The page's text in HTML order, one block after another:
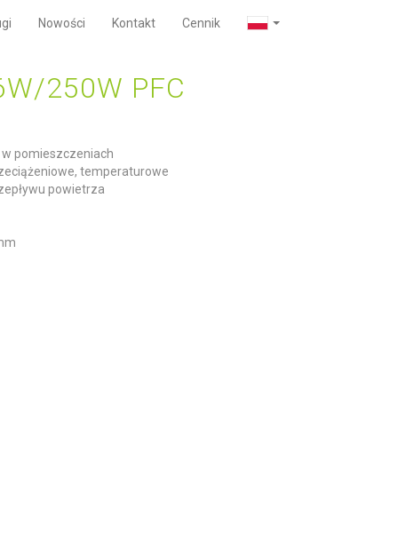
Nowości Kontakt Cennik
250W PFC
pomieszczeniach
temperaturowe
powietrza